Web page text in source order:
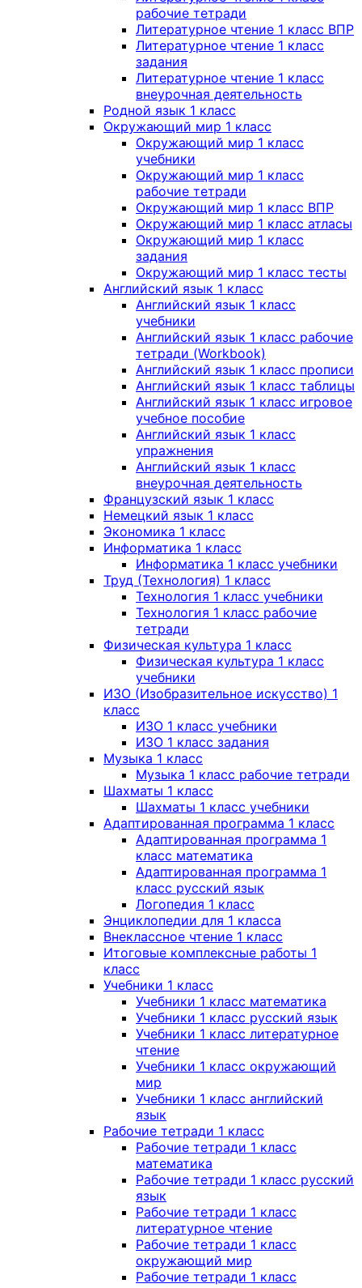
рабочие тетради
Литературное чтение 1 класс ВПР
Литературное чтение 1 класс
задания
Литературное чтение 1 класс
внеурочная деятельность
Родной язык 1 класс
Окружающий мир 1 класс
Окружающий мир 1 класс
учебники
Окружающий мир 1 класс
рабочие тетради
Окружающий мир 1 класс ВПР
Окружающий мир 1 класс атласы
Окружающий мир 1 класс
задания
Окружающий мир 1 класс тесты
Английский язык 1 класс
Английский язык 1 класс
учебники
Английский язык 1 класс рабочие
тетради (Workbook)
Английский язык 1 класс прописи
Английский язык 1 класс таблицы
Английский язык 1 класс игровое
учебное пособие
Английский язык 1 класс
упражнения
Английский язык 1 класс
внеурочная деятельность
Французский язык 1 класс
Немецкий язык 1 класс
Экономика 1 класс
Информатика 1 класс
Информатика 1 класс учебники
Труд (Технология) 1 класс
Технология 1 класс учебники
Технология 1 класс рабочие
тетради
Физическая культура 1 класс
Физическая культура 1 класс
учебники
ИЗО (Изобразительное искусство) 1
класс
ИЗО 1 класс учебники
ИЗО 1 класс задания
Музыка 1 класс
Музыка 1 класс рабочие тетради
Шахматы 1 класс
Шахматы 1 класс учебники
Адаптированная программа 1 класс
Адаптированная программа 1
класс математика
Адаптированная программа 1
класс русский язык
Логопедия 1 класс
Энциклопедии для 1 класса
Внеклассное чтение 1 класс
Итоговые комплексные работы 1
класс
Учебники 1 класс
Учебники 1 класс математика
Учебники 1 класс русский язык
Учебники 1 класс литературное
чтение
Учебники 1 класс окружающий
мир
Учебники 1 класс английский
язык
Рабочие тетради 1 класс
Рабочие тетради 1 класс
математика
Рабочие тетради 1 класс русский
язык
Рабочие тетради 1 класс
литературное чтение
Рабочие тетради 1 класс
окружающий мир
Рабочие тетради 1 класс